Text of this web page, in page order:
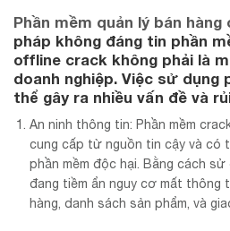
Phần mềm quản lý bán
pháp không đáng tin phần
offline crack không phải là
doanh nghiệp. Việc sử dụng
thể gây ra nhiều vấn đề và
An ninh thông tin: Phần mềm
cung cấp từ nguồn tin cậy và có
phần mềm độc hại. Bằng cách sử
đang tiềm ẩn nguy cơ mất thông
hàng, danh sách sản phẩm, và